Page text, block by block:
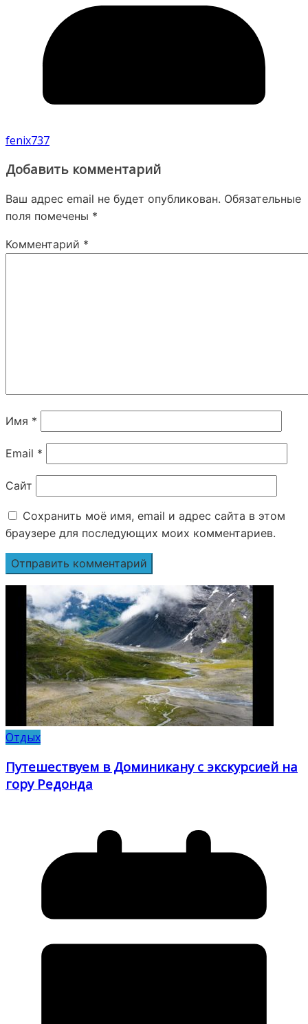
fenix737
Добавить комментарий
Ваш адрес email не будет опубликован. Обязательные
поля помечены *
Комментарий *
Имя *
Email *
Сайт
Сохранить моё имя, email и адрес сайта в этом
браузере для последующих моих комментариев.
Отдых
Путешествуем в Доминикану с экскурсией на
гору Редонда